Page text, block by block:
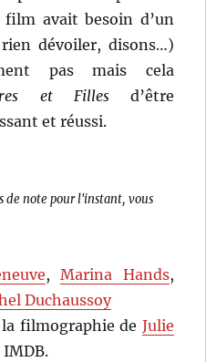
avait besoin d’un
dévoiler, disons…)
pas mais cela
et Fillesd’être
et réussi.
de note pour l'instant, vous
,Marina Hands,
Duchaussoy
filmographie de Julie